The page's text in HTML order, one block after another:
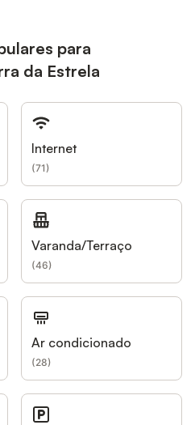
para
da Estrela
Internet
(71)
Varanda/Terraço
(46)
Ar condicionado
(28)